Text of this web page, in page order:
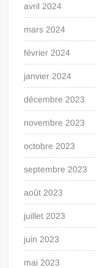
avril 2024
mars 2024
février 2024
janvier 2024
décembre 2023
novembre 2023
octobre 2023
septembre 2023
août 2023
juillet 2023
juin 2023
mai 2023